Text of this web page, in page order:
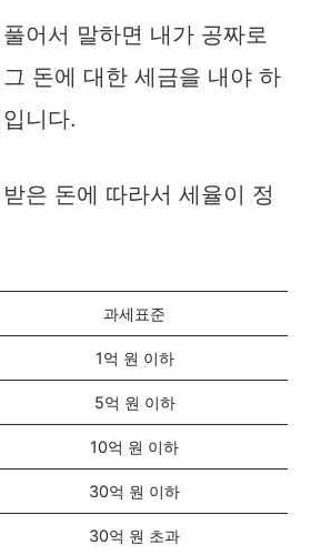
어서 말하면 내가 공짜로
돈에 대한 세금을 내야 하
니다.
은 돈에 따라서 세율이 정
과세표준
1억 원 이하
5억 원 이하
10억 원 이하
30억 원 이하
30억 원 초과